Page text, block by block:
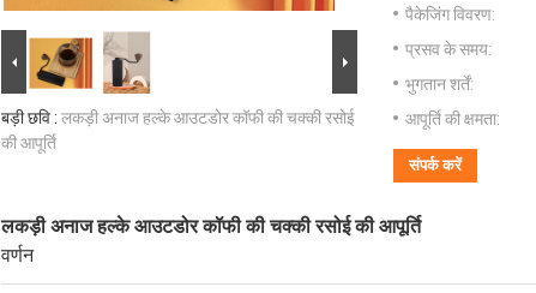
बड़ी छवि : लकड़ी अनाज हल्के आउटडोर कॉफी की चक्की रसोई
की आपूर्ति
पैकेजिंग विवरण:
प्रसव के समय:
भुगतान शर्तें:
आपूर्ति की क्षमता:
संपर्क करें
लकड़ी अनाज हल्के आउटडोर कॉफी की चक्की रसोई की आपूर्ति
वर्णन